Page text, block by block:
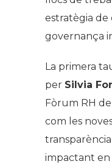
estratègia de
governança
La primera
per Silvia
Fòrum RH
com les
impactant en